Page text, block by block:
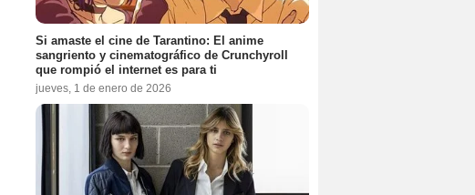
Si amaste el cine de Tarantino: El anime
sangriento y cinematográfico de Crunchyroll
que rompió el internet es para ti
jueves, 1 de enero de 2026